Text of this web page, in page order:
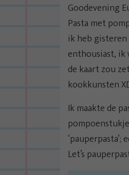
Goodevening
Pasta met
ik heb
enthousiast, ik
de kaart zou
kookkunsten
Ik maakte de
Let’s